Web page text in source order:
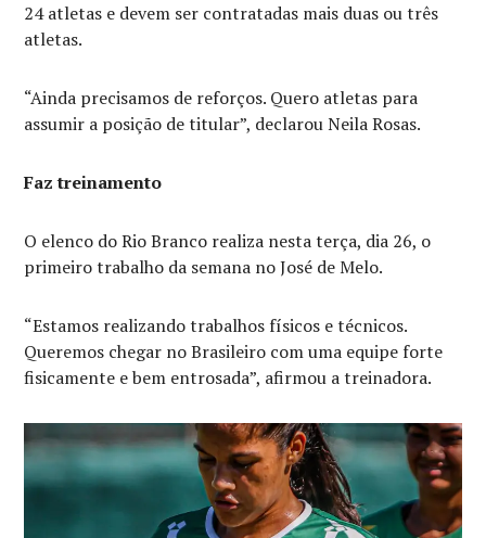
24 atletas e devem ser contratadas mais duas ou três
atletas.
“Ainda precisamos de reforços. Quero atletas para
assumir a posição de titular”, declarou Neila Rosas.
Faz treinamento
O elenco do Rio Branco realiza nesta terça, dia 26, o
primeiro trabalho da semana no José de Melo.
“Estamos realizando trabalhos físicos e técnicos.
Queremos chegar no Brasileiro com uma equipe forte
fisicamente e bem entrosada”, afirmou a treinadora.